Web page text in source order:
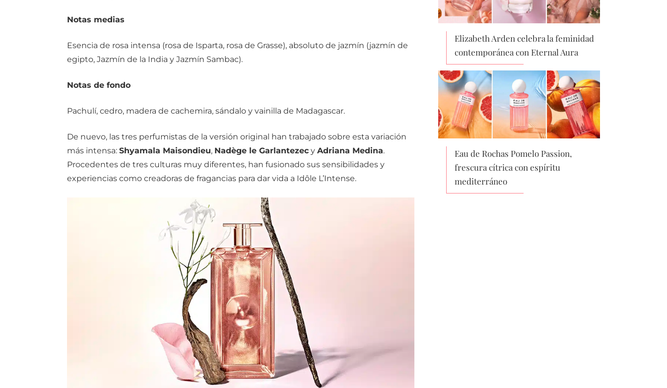
Notas medias
Esencia de rosa intensa (rosa de Isparta, rosa de Grasse), absoluto de jazmín (jazmín de
egipto, Jazmín de la India y Jazmín Sambac).
Notas de fondo
Pachulí, cedro, madera de cachemira, sándalo y vainilla de Madagascar.
De nuevo, las tres perfumistas de la versión original han trabajado sobre esta variación
más intensa: Shyamala Maisondieu, Nadège le Garlantezecy Adriana Medina.
Procedentes de tres culturas muy diferentes, han fusionado sus sensibilidades y
experiencias como creadoras de fragancias para dar vida a Idôle L’Intense.
Elizabeth Arden celebra la feminidad
contemporánea con Eternal Aura
Eau de Rochas Pomelo Passion,
frescura cítrica con espíritu
mediterráneo